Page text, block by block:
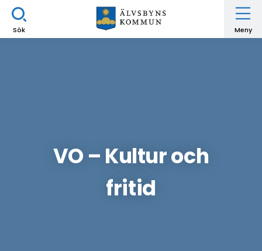
Sök Meny
VO – Kultur och
fritid